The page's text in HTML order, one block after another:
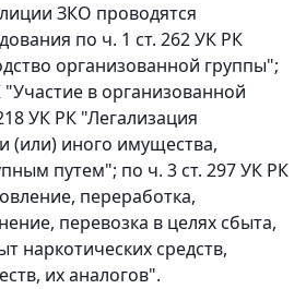
ЗКО проводятся
по ч. 1 ст. 262 УК РК
организованной группы";
"Участие в организованной
УК РК "Легализация
(или) иного имущества,
путем"; по ч. 3 ст. 297 УК РК
переработка,
перевозка в целях сбыта,
наркотических средств,
их аналогов".